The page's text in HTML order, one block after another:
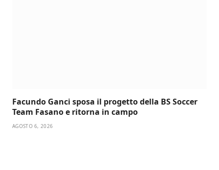
Facundo Ganci sposa il progetto della BS Soccer
Team Fasano e ritorna in campo
AGOSTO 6, 2026